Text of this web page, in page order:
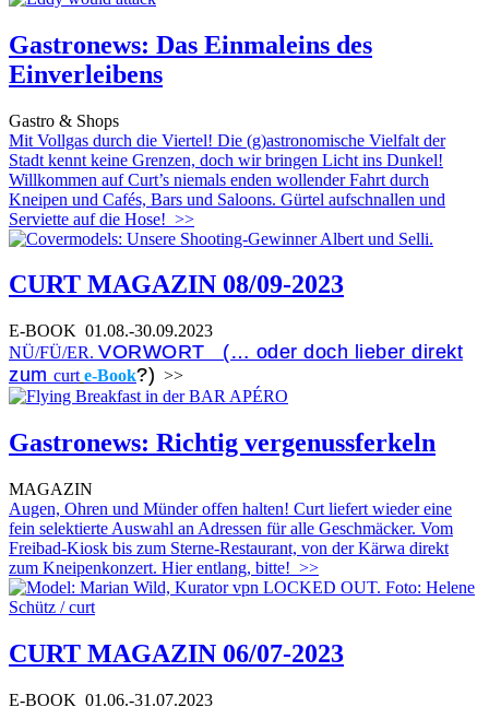
Gastronews: Das Einmaleins des
Einverleibens
Gastro & Shops
Mit Vollgas durch die Viertel! Die (g)astronomische Vielfalt der
Stadt kennt keine Grenzen, doch wir bringen Licht ins Dunkel!
Willkommen auf Curt’s niemals enden wollender Fahrt durch
Kneipen und Cafés, Bars und Saloons. Gürtel aufschnallen und
Serviette auf die Hose! >>
CURT MAGAZIN 08/09-2023
E-BOOK 01.08.-30.09.2023
NÜ/FÜ/ER. VORWORT (… oder doch lieber direkt
zum curt e-Book?) >>
Gastronews: Richtig vergenussferkeln
MAGAZIN
Augen, Ohren und Münder offen halten! Curt liefert wieder eine
fein selektierte Auswahl an Adressen für alle Geschmäcker. Vom
Freibad-Kiosk bis zum Sterne-Restaurant, von der Kärwa direkt
zum Kneipenkonzert. Hier entlang, bitte! >>
CURT MAGAZIN 06/07-2023
E-BOOK 01.06.-31.07.2023